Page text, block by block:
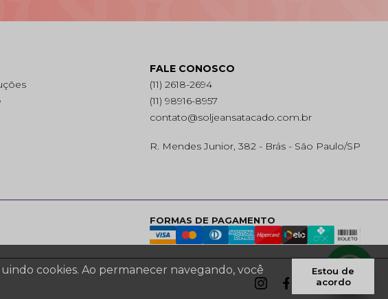
FALE CONOSCO
(11) 2618-2694
(11) 98916-8957
contato@soljeansatacado.com.br
R. Mendes Junior, 382 - Brás - São Paulo/SP
FORMAS DE PAGAMENTO
cookies. Ao permanecer navegando, você
Estou de
acordo